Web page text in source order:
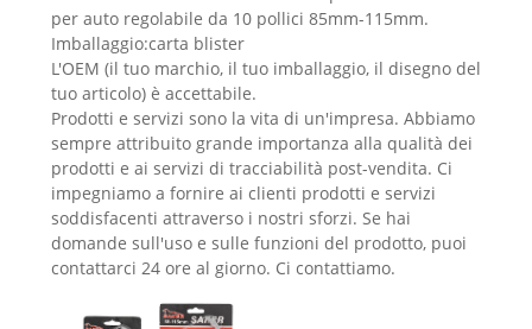
per auto regolabile da 10 pollici 85mm-115mm.
Imballaggio:carta blister
L'OEM (il tuo marchio, il tuo imballaggio, il disegno del
tuo articolo) è accettabile.
Prodotti e servizi sono la vita di un'impresa. Abbiamo
sempre attribuito grande importanza alla qualità dei
prodotti e ai servizi di tracciabilità post-vendita. Ci
impegniamo a fornire ai clienti prodotti e servizi
soddisfacenti attraverso i nostri sforzi. Se hai
domande sull'uso e sulle funzioni del prodotto, puoi
contattarci 24 ore al giorno. Ci contattiamo.